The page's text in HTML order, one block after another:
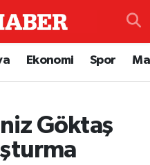
Ekonomi Spor
Göktaş
Haritası